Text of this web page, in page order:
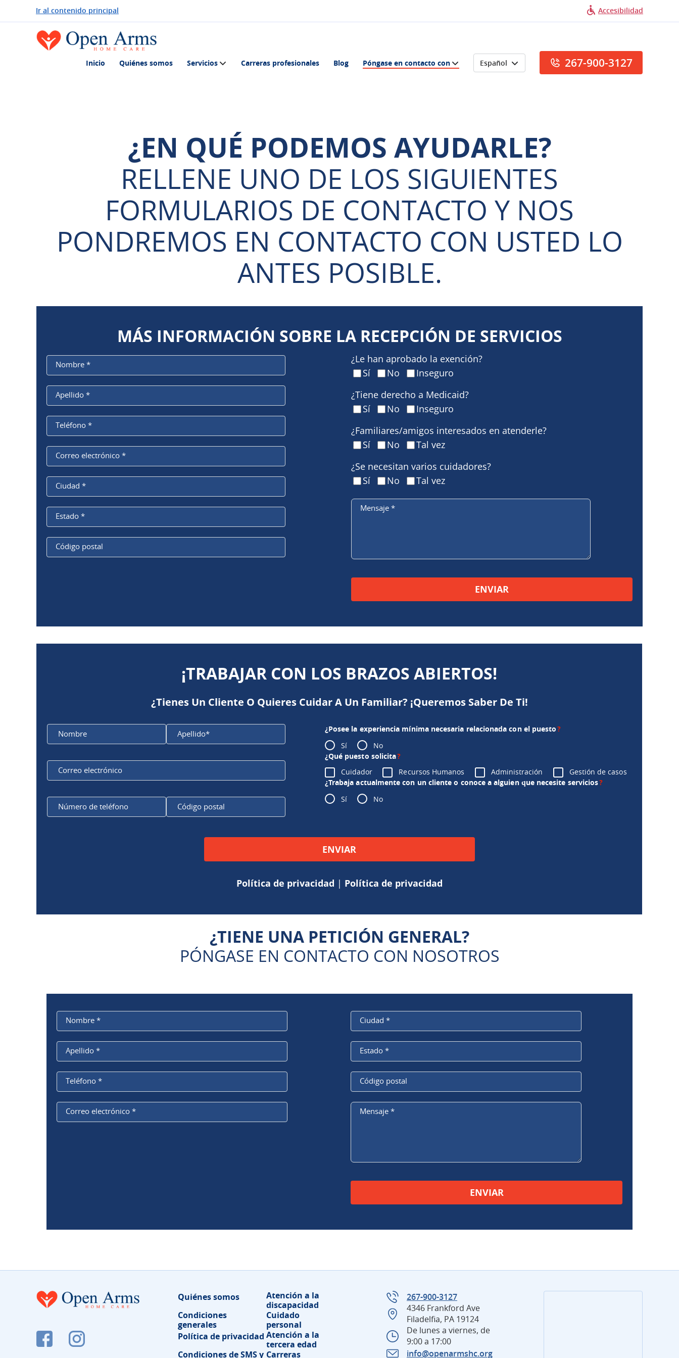
Ir al contenido principal Accesibilidad
Inicio Quiénes somos Servicios Carreras profesionales Blog Póngase en contacto con Español 267-900-3127
¿EN QUÉ PODEMOS AYUDARLE?
RELLENE UNO DE LOS SIGUIENTES
FORMULARIOS DE CONTACTO Y NOS
PONDREMOS EN CONTACTO CON USTED LO
ANTES POSIBLE.
MÁS INFORMACIÓN SOBRE LA RECEPCIÓN DE SERVICIOS
Nombre *
Apellido *
Teléfono *
Correo electrónico *
Ciudad *
Estado *
Código postal
¿Le han aprobado la exención?
Sí
No
Inseguro
¿Tiene derecho a Medicaid?
Sí
No
Inseguro
¿Familiares/amigos interesados en atenderle?
Sí
No
Tal vez
¿Se necesitan varios cuidadores?
Sí
No Tal vez
Mensaje*
¡TRABAJAR CON LOS BRAZOS ABIERTOS!
¿Tienes Un Cliente O Quieres Cuidar A Un Familiar? ¡Queremos Saber De Ti!
Nombre Apellido*
Correo electrónico
Número de teléfono Código postal
¿Posee la experiencia mínima necesaria relacionada con el puesto?
Sí No
¿Qué puesto solicita?
Cuidador Recursos Humanos Administración Gestión de casos
¿Trabaja actualmente con un cliente o conoce a alguien que necesite servicios?
Sí No
Política de privacidad | Política de privacidad
¿TIENE UNA PETICIÓN GENERAL?
PÓNGASE EN CONTACTO CON NOSOTROS
Nombre *
Apellido *
Teléfono *
Correo electrónico *
Ciudad*
Estado*
Código postal
Mensaje*
Quiénes somos
Atención a la
discapacidad
Condiciones
generales
Cuidado
personal
Política de privacidad Atención a la
tercera edad
Condiciones de SMS y Carreras
267-900-3127
4346 Frankford Ave
Filadelfia, PA 19124
De lunes a viernes, de
9:00 a 17:00
info@openarmshc.org